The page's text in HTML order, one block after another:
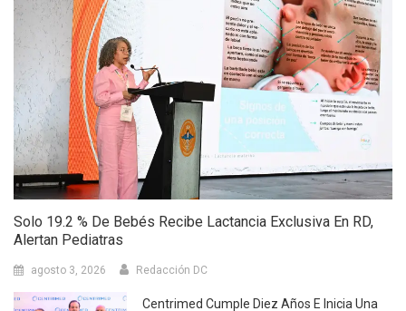
Solo 19.2 % De Bebés Recibe Lactancia Exclusiva En RD,
Alertan Pediatras
agosto 3, 2026 Redacción DC
Centrimed Cumple Diez Años E Inicia Una